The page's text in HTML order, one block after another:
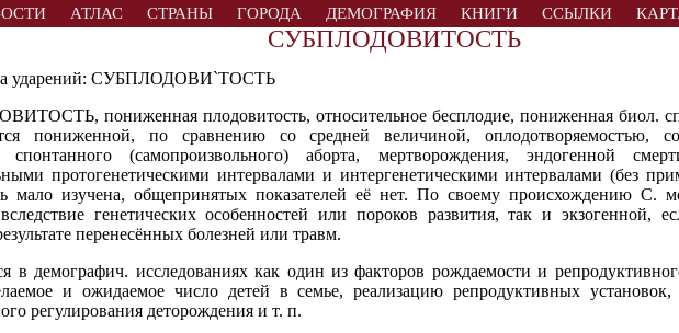
АТЛАС СТРАНЫ ГОРОДА ДЕМОГРАФИЯ КНИГИ ССЫЛКИ
СУБПЛОДОВИТОСТЬ
ударений: СУБПЛОДОВИ`ТОСТЬ
пониженная плодовитость, относительное бесплодие, пониженная биол.
пониженной, по сравнению со средней величиной, оплодотворяемостъю,
спонтанного (самопроизвольного) аборта, мертворождения, эндогенной
протогенетическими интервалами и интергенетическими интервалами (без
мало изучена, общепринятых показателей её нет. По своему происхождению С.
генетических особенностей или пороков развития, так и экзогенной,
перенесённых болезней или травм.
в демографич. исследованиях как один из факторов рождаемости и
и ожидаемое число детей в семье, реализацию репродуктивных
регулирования деторождения и т. п.